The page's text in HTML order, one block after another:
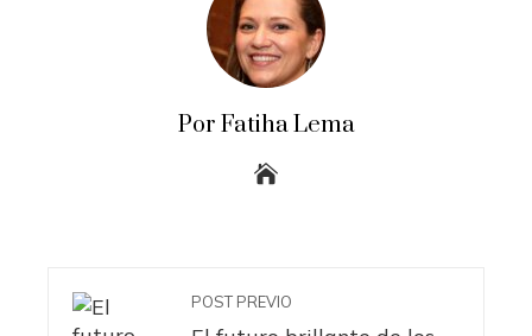
Por Fatiha Lema
POST PREVIO